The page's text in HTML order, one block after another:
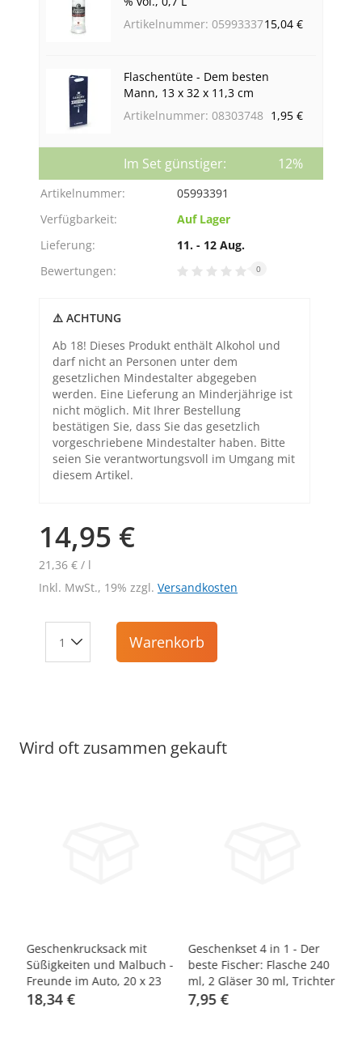
Artikelnummer: 0599333715,04 €
Flaschentüte - Dem besten
Mann, 13 x 32 x 11,3 cm
Artikelnummer: 08303748 1,95 €
Im Set günstiger: 12%
Artikelnummer:
05993391
Verfügbarkeit:
Auf Lager
Lieferung:
11. - 12 Aug.
Bewertungen:
0
⚠️ ACHTUNG
Ab 18! Dieses Produkt enthält Alkohol und
darf nicht an Personen unter dem
gesetzlichen Mindestalter abgegeben
werden. Eine Lieferung an Minderjährige ist
nicht möglich. Mit Ihrer Bestellung
bestätigen Sie, dass Sie das gesetzlich
vorgeschriebene Mindestalter haben. Bitte
seien Sie verantwortungsvoll im Umgang mit
diesem Artikel.
14,95 €
21,36 € / l
Inkl. MwSt., 19% zzgl. Versandkosten
Warenkorb
Wird oft zusammen gekauft
-14%
Geschenkrucksack mit
Süßigkeiten und Malbuch -
Freunde im Auto, 20 x 23
cm
18,34 €
Geschenkset 4 in 1 - Der
beste Fischer: Flasche 240
ml, 2 Gläser 30 ml, Trichter
7,95 €